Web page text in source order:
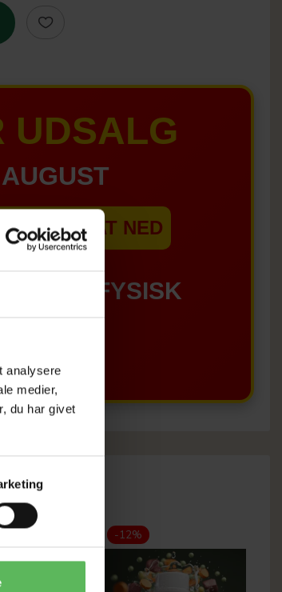
analysere
medier,
du har givet
UDSALG
ER SAT NED
IKKE I FYSISK
-12%